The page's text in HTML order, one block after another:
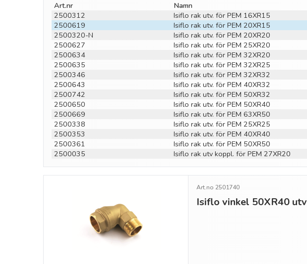
Art.nr Namn
2500312
Isiflo rak utv. för PEM 16XR15
2500619
Isiflo rak utv. för PEM 20XR15
2500320-N
Isiflo rak utv. för PEM 20XR20
2500627
Isiflo rak utv. för PEM 25XR20
2500634
Isiflo rak utv. för PEM 32XR20
2500635
Isiflo rak utv. för PEM 32XR25
2500346
Isiflo rak utv. för PEM 32XR32
2500643
Isiflo rak utv. för PEM 40XR32
2500742
Isiflo rak utv. för PEM 50XR32
2500650
Isiflo rak utv. för PEM 50XR40
2500669
Isiflo rak utv. för PEM 63XR50
2500338
Isiflo rak utv. för PEM 25XR25
2500353
Isiflo rak utv. för PEM 40XR40
2500361
Isiflo rak utv. för PEM 50XR50
2500035
Isiflo rak utv koppl. för PEM 27XR20
Art.no 2501740
Isiflo vinkel 50XR40 utv